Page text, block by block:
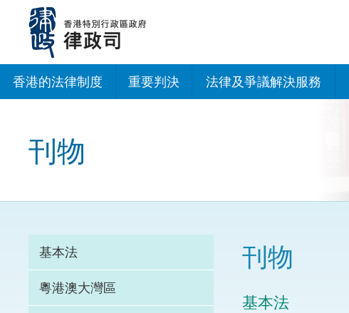
內
香港的法律制度 重要判決 法律及爭議解決服務
訴訟
網上爭議解決及法律科技
刊物
基本法
粵港澳大灣區
刊物
基本法